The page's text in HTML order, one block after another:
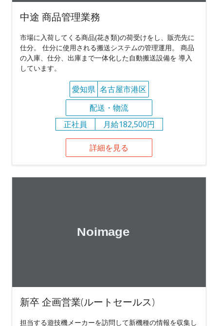
中途 商品管理業務
市場に入荷してくる商品(花き類)の荷受けをし、販売先に
仕分。 仕分に使用される搬送システムの管理運用。 商品
の入庫、仕分、出庫まで一体化した自動搬送設備を 導入
しています。
愛知県 名古屋市港区
配送・物流
正社員
月給182,500円
詳細を見る
新卒 企画営業(ルートセールス)
担当する遊技機メーカーを訪問して新機種の情報を収集し